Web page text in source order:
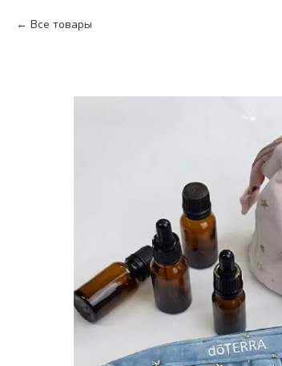
Все товары